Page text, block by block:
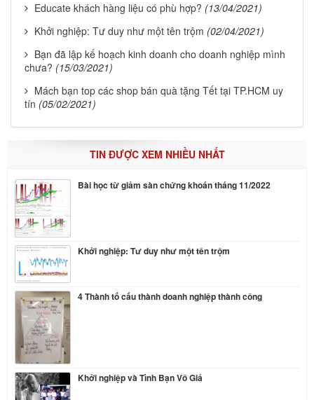
Educate khách hàng liệu có phù hợp? (13/04/2021)
Khởi nghiệp: Tư duy như một tên trộm (02/04/2021)
Bạn đã lập kế hoạch kinh doanh cho doanh nghiệp mình
chưa? (15/03/2021)
Mách bạn top các shop bán quà tặng Tết tại TP.HCM uy
tín (05/02/2021)
TIN ĐƯỢC XEM NHIỀU NHẤT
Bài học từ giảm sàn chứng khoán tháng 11/2022
Khởi nghiệp: Tư duy như một tên trộm
4 Thành tố cấu thành doanh nghiệp thành công
Khởi nghiệp và Tình Bạn Vô Giá